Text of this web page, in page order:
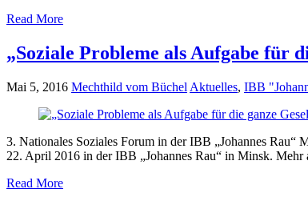
Read More
„Soziale Probleme als Aufgabe für
Mai 5, 2016 Mechthild vom Büchel Aktuelles, IBB
3. Nationales Soziales Forum in der IBB „Johannes
22. April 2016 in der IBB „Johannes Rau“ in Minsk.
Read More